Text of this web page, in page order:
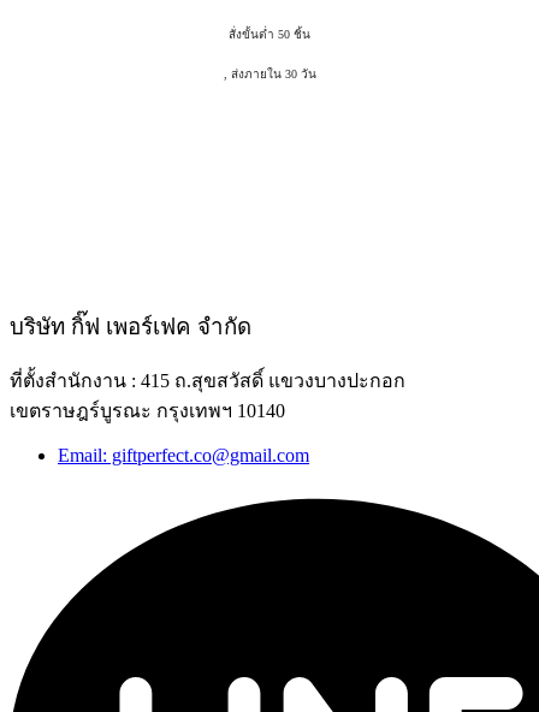
สั่งขั้นต่ำ 50 ชิ้น
, ส่งภายใน 30 วัน
บริษัท กิ๊ฟ เพอร์เฟค จำกัด
ที่ตั้งสำนักงาน : 415 ถ.สุขสวัสดิ์ แขวงบางปะกอก
เขตราษฎร์บูรณะ กรุงเทพฯ 10140
Email: giftperfect.co@gmail.com